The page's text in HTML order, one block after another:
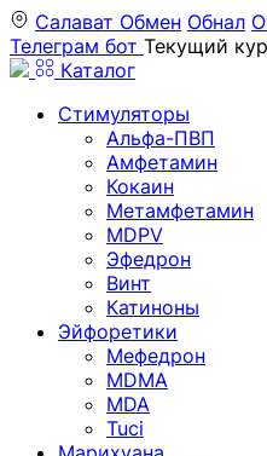
Салават Обмен Обнал
Телеграм бот Текущий
Каталог
Стимуляторы
Альфа-ПВП
Амфетамин
Кокаин
Метамфетамин
MDPV
Эфедрон
Винт
Катиноны
Эйфоретики
Мефедрон
MDMA
MDA
Tuci